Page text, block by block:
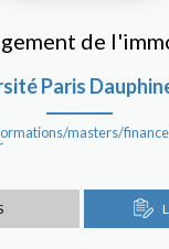
de
Paris
masters/